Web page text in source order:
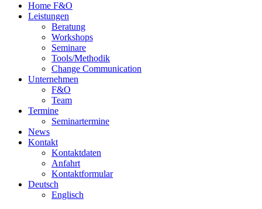
Home F&O
Leistungen
Beratung
Workshops
Seminare
Tools/Methodik
Change Communication
Unternehmen
F&O
Team
Termine
Seminartermine
News
Kontakt
Kontaktdaten
Anfahrt
Kontaktformular
Deutsch
Englisch